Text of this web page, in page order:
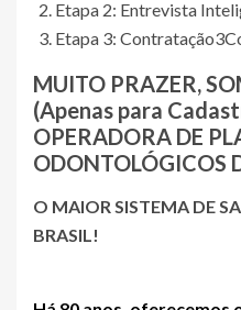
Etapa 2: Entrevista
Etapa 3: Contratação3
MUITO PRAZER,
(Apenas para
OPERADORA DE
ODONTOLÓGICOS
O MAIOR SISTEMA DE
BRASIL!